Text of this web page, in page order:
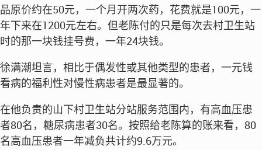
品原价约在50元，一个月开两次药，花费就是100元，一
年下来在1200元左右。但老陈付的只是每次去村卫生站
时的那一块钱挂号费，一年24块钱。
徐满潮坦言，相比于偶发性或其他类型的患者，一元钱
看病的福利性对慢性病患者是最显著的。
在他负责的山下村卫生站分站服务范围内，有高血压患
者80名，糖尿病患者30名。按照给老陈算的账来看，80
名高血压患者一年减负共计约9.6万元。